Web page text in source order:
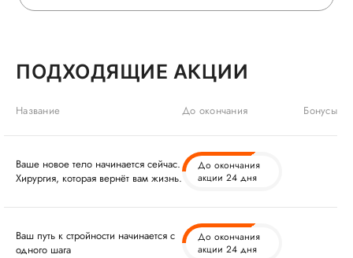
ПОДХОДЯЩИЕ АКЦИИ
Название До окончания Бонусы
Ваше новое тело начинается сейчас.
Хирургия, которая вернёт вам жизнь.
До окончания
акции 24 дня
Ваш путь к стройности начинается с
одного шага
До окончания
акции 24 дня